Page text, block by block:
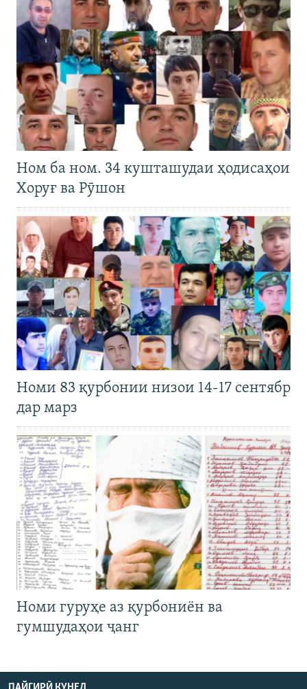
Ном ба ном. 34 кушташудаи ҳодисаҳои
Хоруғ ва Рӯшон
Номи 83 қурбонии низои 14-17 сентябр
дар марз
Номи гуруҳе аз қурбониён ва
гумшудаҳои ҷанг